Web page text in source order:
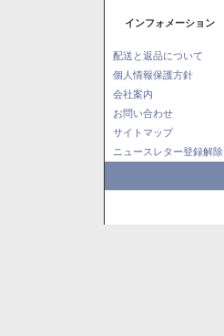
インフォメーション
配送と返品について
個人情報保護方針
会社案内
お問い合わせ
サイトマップ
ニュースレター登録解除